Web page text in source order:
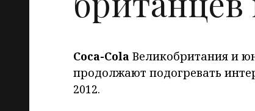
Coca-Cola Великобритания и
продолжают подогревать
2012.